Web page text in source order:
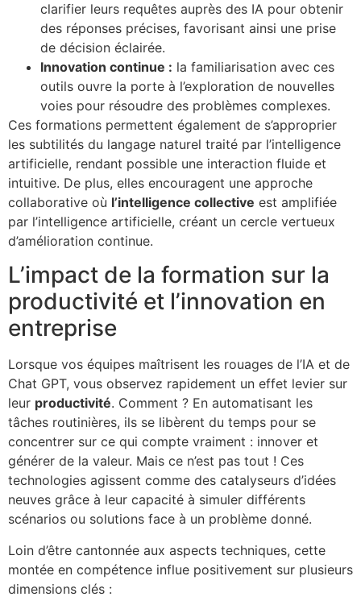
clarifier leurs requêtes auprès des IA pour obtenir
des réponses précises, favorisant ainsi une prise
de décision éclairée.
Innovation continue : la familiarisation avec ces
outils ouvre la porte à l’exploration de nouvelles
voies pour résoudre des problèmes complexes.
Ces formations permettent également de s’approprier
les subtilités du langage naturel traité par l’intelligence
artificielle, rendant possible une interaction fluide et
intuitive. De plus, elles encouragent une approche
collaborative où l’intelligence collective est amplifiée
par l’intelligence artificielle, créant un cercle vertueux
d’amélioration continue.
L’impact de la formation sur la
productivité et l’innovation en
entreprise
Lorsque vos équipes maîtrisent les rouages de l’IA et de
Chat GPT, vous observez rapidement un effet levier sur
leur productivité. Comment ? En automatisant les
tâches routinières, ils se libèrent du temps pour se
concentrer sur ce qui compte vraiment : innover et
générer de la valeur. Mais ce n’est pas tout ! Ces
technologies agissent comme des catalyseurs d’idées
neuves grâce à leur capacité à simuler différents
scénarios ou solutions face à un problème donné.
Loin d’être cantonnée aux aspects techniques, cette
montée en compétence influe positivement sur plusieurs
dimensions clés :